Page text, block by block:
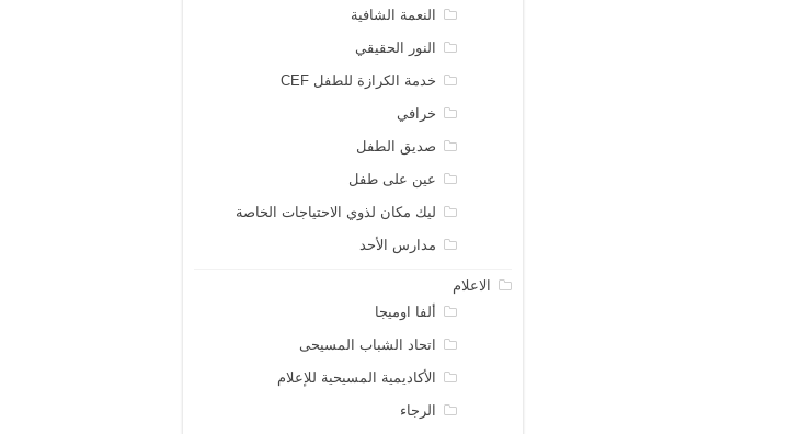
النعمة الشافية
النور الحقيقي
خدمة الكرازة للطفل CEF
خرافي
صديق الطفل
عين على طفل
ليك مكان لذوي الاحتياجات الخاصة
مدارس الأحد
الاعلام
ألفا اوميجا
اتحاد الشباب المسيحى
الأكاديمية المسيحية للإعلام
الرجاء